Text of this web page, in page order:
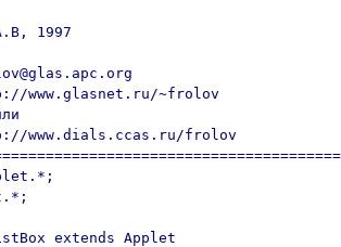
1997
www.glasnet.ru/~frolov
frolov
extends Applet